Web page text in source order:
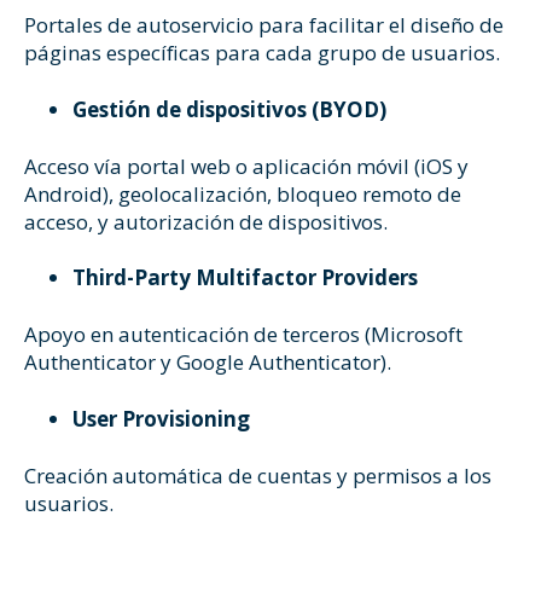
Portales de autoservicio para facilitar el diseño de
páginas específicas para cada grupo de usuarios.
Gestión de dispositivos (BYOD)
Acceso vía portal web o aplicación móvil (iOS y
Android), geolocalización, bloqueo remoto de
acceso, y autorización de dispositivos.
Third-Party Multifactor Providers
Apoyo en autenticación de terceros (Microsoft
Authenticator y Google Authenticator).
User Provisioning
Creación automática de cuentas y permisos a los
usuarios.